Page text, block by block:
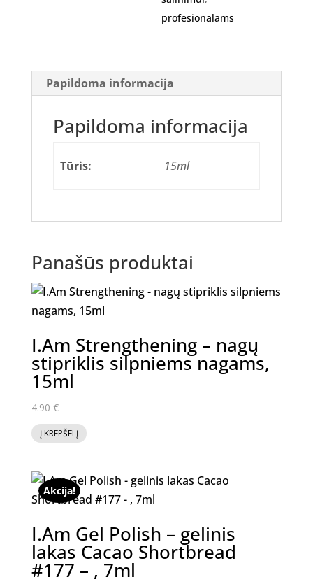
profesionalams
Papildoma informacija
Papildoma informacija
Tūris: 15ml
Panašūs produktai
I.Am Strengthening – nagų
stipriklis silpniems nagams,
15ml
4.90 €
Į KREPŠELĮ
Akcija!
I.Am Gel Polish – gelinis
lakas Cacao Shortbread
#177 – , 7ml